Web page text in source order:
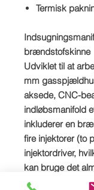
Termisk
brændstofskinne
Udviklet til at
mm
aksede, CNC-
indløbsmanifold
inkluderer en
fire injektorer (to
injektordriver,
kan bruge det
ledningsnet. Den